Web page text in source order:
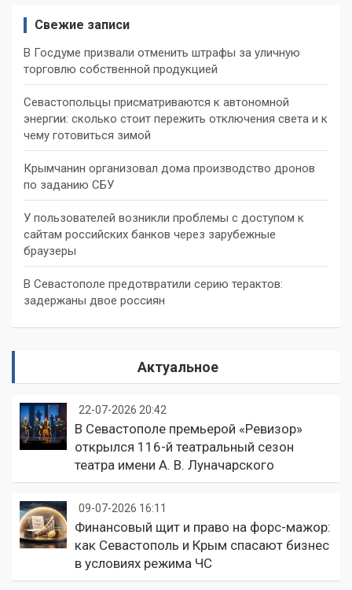
Свежие записи
В Госдуме призвали отменить штрафы за уличную
торговлю собственной продукцией
Севастопольцы присматриваются к автономной
энергии: сколько стоит пережить отключения света и к
чему готовиться зимой
Крымчанин организовал дома производство дронов
по заданию СБУ
У пользователей возникли проблемы с доступом к
сайтам российских банков через зарубежные
браузеры
В Севастополе предотвратили серию терактов:
задержаны двое россиян
Актуальное
22-07-2026 20:42
В Севастополе премьерой «Ревизор»
открылся 116-й театральный сезон
театра имени А. В. Луначарского
09-07-2026 16:11
Финансовый щит и право на форс-мажор:
как Севастополь и Крым спасают бизнес
в условиях режима ЧС